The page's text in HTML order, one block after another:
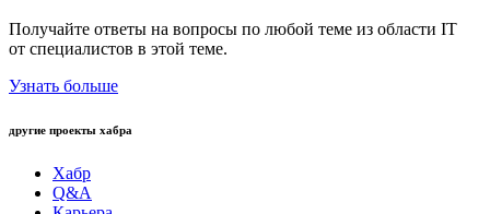
Получайте ответы на вопросы по любой теме из области IT
от специалистов в этой теме.
Узнать больше
другие проекты хабра
Хабр
Q&A